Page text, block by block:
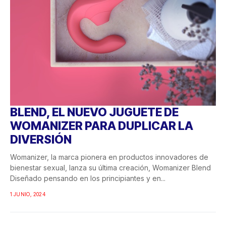
BLEND, EL NUEVO JUGUETE DE
WOMANIZER PARA DUPLICAR LA
DIVERSIÓN
Womanizer, la marca pionera en productos innovadores de
bienestar sexual, lanza su última creación, Womanizer Blend
Diseñado pensando en los principiantes y en...
1 JUNIO, 2024